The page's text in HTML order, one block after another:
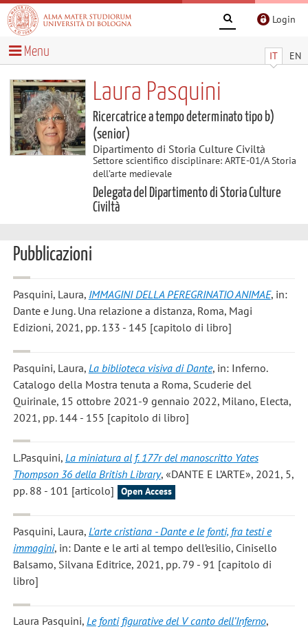
Login
IT EN
Menu
Laura Pasquini
Ricercatrice a tempo determinato tipo b)
(senior)
Dipartimento di Storia Culture Civiltà
Settore scientifico disciplinare: ARTE-01/A Storia
dell’arte medievale
Delegata del Dipartimento di Storia Culture
Civiltà
Pubblicazioni
Pasquini, Laura, IMMAGINI DELLA PEREGRINATIO ANIMAE, in:
Dante e Jung. Una relazione a distanza, Roma, Magi
Edizioni, 2021, pp. 133 - 145 [capitolo di libro]
Pasquini, Laura, La biblioteca visiva di Dante, in: Inferno.
Catalogo della Mostra tenuta a Roma, Scuderie del
Quirinale, 15 ottobre 2021-9 gennaio 2022, Milano, Electa,
2021, pp. 144 - 155 [capitolo di libro]
L.Pasquini, La miniatura al f. 177r del manoscritto Yates
Thompson 36 della British Library, «DANTE E L’ARTE», 2021, 5,
pp. 88 - 101 [articolo]
Open Access
Pasquini, Laura, L'arte cristiana - Dante e le fonti, fra testi e
immagini, in: Dante e le arti al tempo dell’esilio, Cinisello
Balsamo, Silvana Editrice, 2021, pp. 79 - 91 [capitolo di
libro]
Laura Pasquini, Le fonti figurative del V canto dell’Inferno,